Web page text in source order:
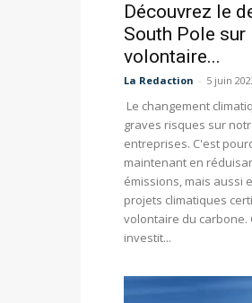
Découvrez le
South Pole sur
volontaire...
La Redaction - 5 juin
Le changement
graves risques sur
entreprises. C'est
maintenant en
émissions, mais aussi
projets climatiques
volontaire du carbone.
investit...